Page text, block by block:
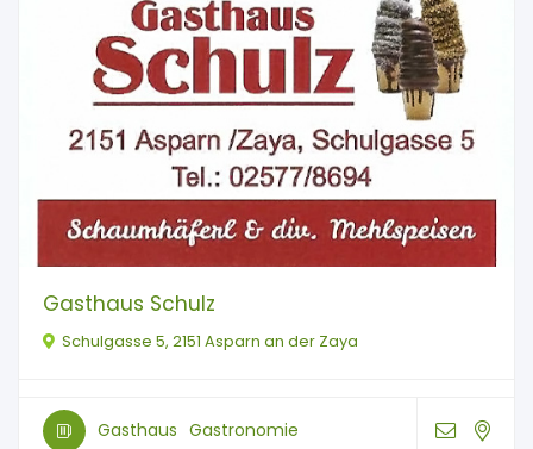
Gasthaus Schulz
Schulgasse 5, 2151 Asparn an der Zaya
Gasthaus Gastronomie